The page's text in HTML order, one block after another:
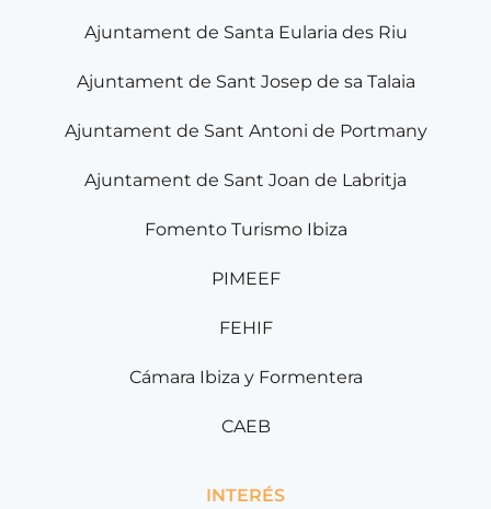
Ajuntament de Santa Eularia des Riu
Ajuntament de Sant Josep de sa Talaia
Ajuntament de Sant Antoni de Portmany
Ajuntament de Sant Joan de Labritja
Fomento Turismo Ibiza
PIMEEF
FEHIF
Cámara Ibiza y Formentera
CAEB
INTERÉS